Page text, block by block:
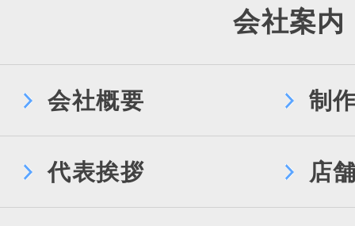
会社案内
会社概要 制
代表挨拶 店